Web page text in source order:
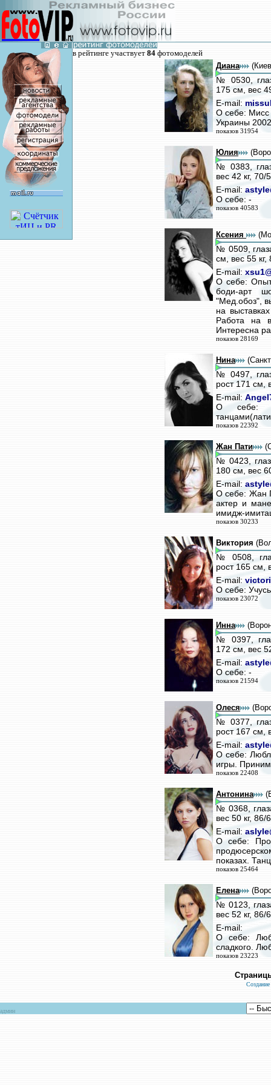
в рейтинге участвует 84 фотомоделей
Диана
№ 0530,
175 см, вес
E-mail:
О себе: Мисс
Украины
показов 31954
Юлия
№ 0383,
вес 42 кг,
E-mail:
О себе: -
показов 40583
Ксения
№ 0509,
см, вес 55
E-mail:
О себе:
боди-арт
"Мед.обоз",
на
Работа на
Интересна
показов 28169
Нина
№ 0497,
рост 171 см,
E-mail:
О себе:
показов 22392
Жан Пати
№ 0423,
180 см, вес
E-mail:
О себе: Жан
актер и
имидж-
показов 30233
Виктория
№ 0508,
рост 165 см,
E-mail:
О себе:
показов 23072
Инна
№ 0397,
172 см, вес
E-mail:
О себе: -
показов 21594
Олеся
№ 0377,
рост 167 см,
E-mail:
О себе:
игры.
показов 22408
Антонина
№ 0368,
вес 50 кг,
E-mail:
О себе:
показах.
показов 25464
Елена
№ 0123,
вес 52 кг,
E-mail:
О себе:
сладкого.
показов 23223
Создание
админ